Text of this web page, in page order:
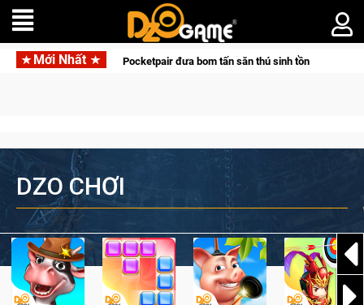
Mới Nhất
hợp tác cùng Pocketpair đưa bom tấn săn thú sinh tồn lên di động với tên gọi
DZO CHƠI